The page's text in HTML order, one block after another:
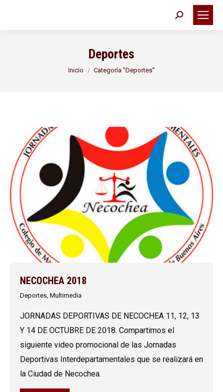
Buscar:
Deportes
Estás aquí:
Inicio Categoría "Deportes"
NECOCHEA 2018
Deportes, Multimedia
JORNADAS DEPORTIVAS DE NECOCHEA 11, 12, 13
Y 14 DE OCTUBRE DE 2018. Compartimos el
siguiente video promocional de las Jornadas
Deportivas Interdepartamentales que se realizará en
la Ciudad de Necochea.